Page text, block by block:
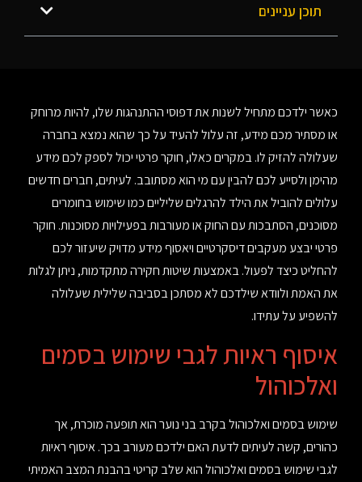
תוכן עניינים
כאשר ילדכם מתחיל לשנות את דפוסי ההתנהגות שלו, להיות מרוחק
או מסתיר מכם מידע, זה עלול להעיד על כך שהוא נמצא בחברה
שעלולה להזיק לו. במקרים כאלו, חוקר פרטי יכול לספק לכם מידע
מהימן ולסייע לכם להבין עם מי הוא מסתובב. לעיתים, חברים חדשים
עלולים להוביל את הילד להרגלים שליליים כמו שימוש בחומרים
מסוכנים, הסתבכות עם החוק או מעורבות בפעילויות מסוכנות. חוקר
פרטי יבצע מעקבים דיסקרטיים ויאסוף מידע מדויק שיעזור לכם
להחליט כיצד לפעול. באמצעות שיטות חקירה מתקדמות, ניתן לגלות
את האמת ולוודא שילדכם לא מסתכן בסביבה שלילית שעלולה
להשפיע על עתידו.
איסוף ראיות לגבי שימוש בסמים
ואלכוהול
שימוש בסמים ואלכוהול בקרב בני נוער הוא תופעה מוכרת, אך
כהורים, קשה לעיתים לדעת האם ילדכם מעורב בכך. איסוף ראיות
לגבי שימוש בסמים ואלכוהול הוא שלב קריטי בהבנת המצב האמיתי